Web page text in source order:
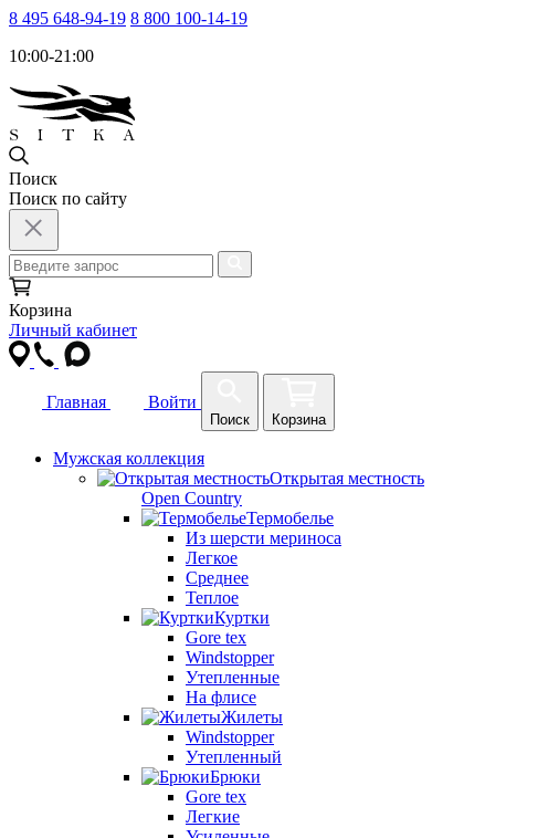
8 495 648-94-19 8 800 100-14-19
10:00-21:00
Поиск
Поиск по сайту
Корзина
Личный кабинет
Главная Войти
Поиск Корзина
Мужская коллекция
Открытая местность
Open Country
Термобелье
Из шерсти мериноса
Легкое
Среднее
Теплое
Куртки
Gore tex
Windstopper
Утепленные
На флисе
Жилеты
Windstopper
Утепленный
Брюки
Gore tex
Легкие